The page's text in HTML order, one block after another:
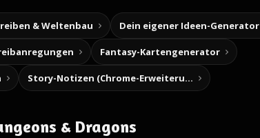
& Weltenbau Dein eigener Ideen-Generator
Fantasy-Kartengenerator
Story-Notizen (Chrome-Erweiterung)
& Dragons